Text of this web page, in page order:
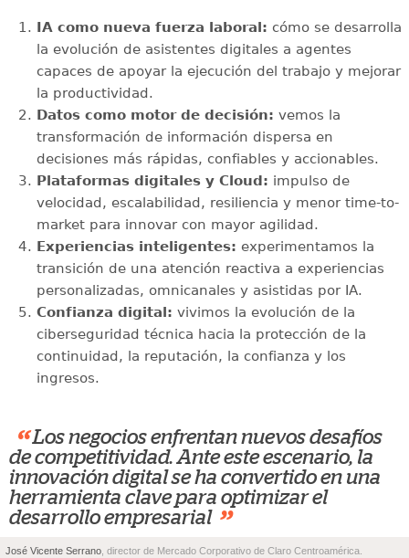
IA como nueva fuerza laboral: cómo se desarrolla
la evolución de asistentes digitales a agentes
capaces de apoyar la ejecución del trabajo y mejorar
la productividad.
Datos como motor de decisión: vemos la
transformación de información dispersa en
decisiones más rápidas, confiables y accionables.
Plataformas digitales y Cloud: impulso de
velocidad, escalabilidad, resiliencia y menor time-to-
market para innovar con mayor agilidad.
Experiencias inteligentes: experimentamos la
transición de una atención reactiva a experiencias
personalizadas, omnicanales y asistidas por IA.
Confianza digital: vivimos la evolución de la
ciberseguridad técnica hacia la protección de la
continuidad, la reputación, la confianza y los
ingresos.
“ Los negocios enfrentan nuevos desafíos
de competitividad. Ante este escenario, la
innovación digital se ha convertido en una
herramienta clave para optimizar el
desarrollo empresarial ”
José Vicente Serrano , director de Mercado Corporativo de Claro Centroamérica.